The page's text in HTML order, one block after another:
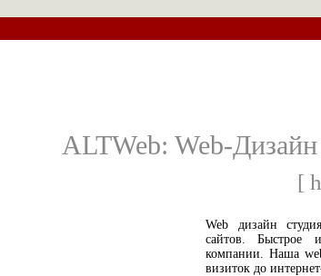
ALTWeb: Web-Дизайн
[
Web дизайн
сайтов. Быстрое
компании. Наша
визиток до